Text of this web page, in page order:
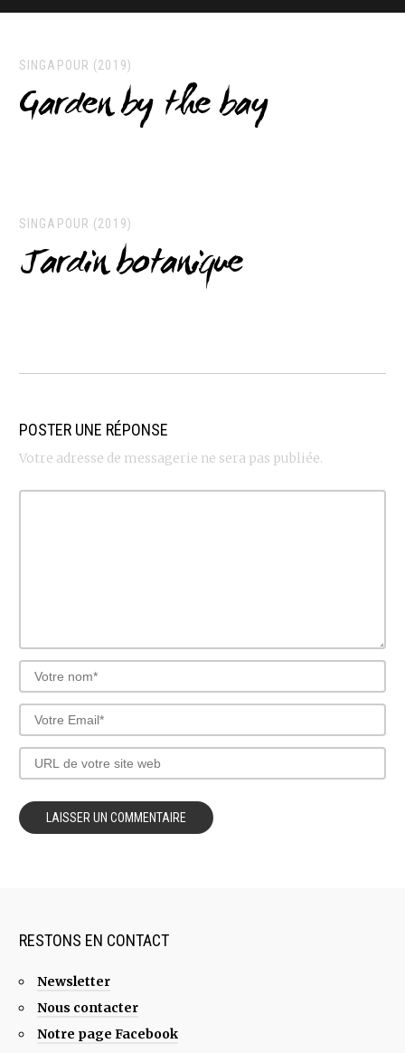
SINGAPOUR (2019)
Garden by the bay
SINGAPOUR (2019)
Jardin botanique
POSTER UNE RÉPONSE
Votre adresse de messagerie ne sera pas publiée.
RESTONS EN CONTACT
Newsletter
Nous contacter
Notre page Facebook